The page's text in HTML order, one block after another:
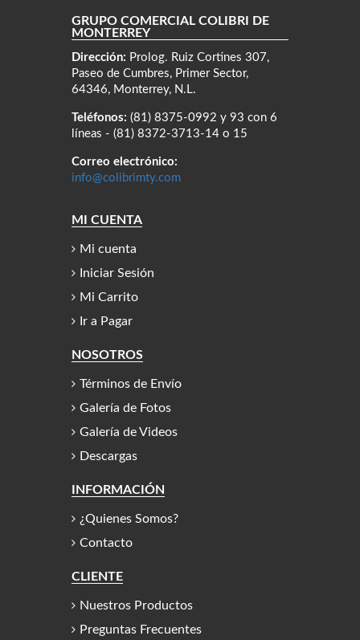
GRUPO COMERCIAL COLIBRÍ DE
MONTERREY
Dirección: Prolog. Ruiz Cortines 307,
Paseo de Cumbres, Primer Sector,
64346, Monterrey, N.L.
Teléfonos: (81) 8375-0992 y 93 con 6
líneas - (81) 8372-3713-14 o 15
Correo electrónico:
info@colibrimty.com
MI CUENTA
Mi cuenta
Iniciar Sesión
Mi Carrito
Ir a Pagar
NOSOTROS
Términos de Envío
Galería de Fotos
Galería de Videos
Descargas
INFORMACIÓN
¿Quienes Somos?
Contacto
CLIENTE
Nuestros Productos
Preguntas Frecuentes